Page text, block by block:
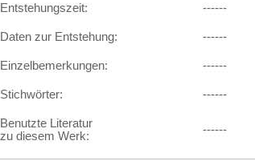
Entstehungszeit: ------
Daten zur Entstehung: ------
Einzelbemerkungen: ------
Stichwörter: ------
Benutzte Literatur
zu diesem Werk:
------